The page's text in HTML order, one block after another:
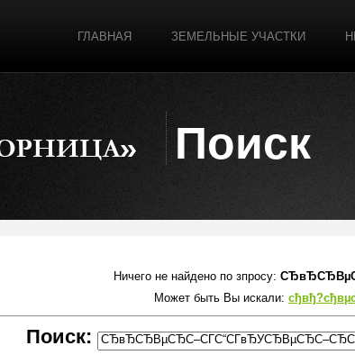
ГЛАВНАЯ ЗЕМЕЛЬНЫЕ УЧАСТКИ
Поиск
Ничего не найдено по зпросу:
Может быть Вы искали:
Поиск: